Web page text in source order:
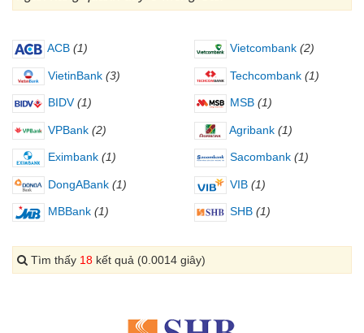
ACB (1) Vietcombank (2)
VietinBank (3) Techcombank (1)
BIDV (1) MSB (1)
VPBank (2) Agribank (1)
Eximbank (1) Sacombank (1)
DongABank (1) VIB (1)
MBBank (1) SHB (1)
Tìm thấy 18 kết quả (0.0014 giây)